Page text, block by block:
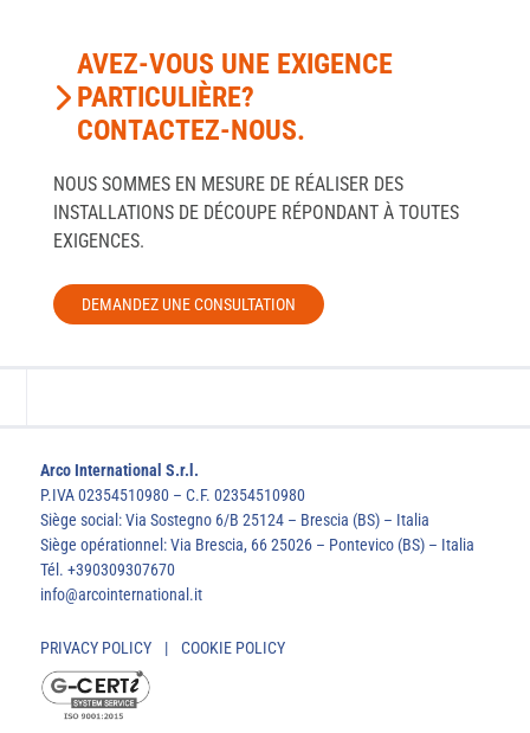
AVEZ-VOUS UNE EXIGENCE
PARTICULIÈRE?
CONTACTEZ-NOUS.
NOUS SOMMES EN MESURE DE RÉALISER DES
INSTALLATIONS DE DÉCOUPE RÉPONDANT À TOUTES
EXIGENCES.
DEMANDEZ UNE CONSULTATION
Arco International S.r.l.
P.IVA 02354510980 – C.F. 02354510980
Siège social: Via Sostegno 6/B 25124 – Brescia (BS) – Italia
Siège opérationnel: Via Brescia, 66 25026 – Pontevico (BS) – Italia
Tél. +390309307670
info@arcointernational.it
PRIVACY POLICY | COOKIE POLICY